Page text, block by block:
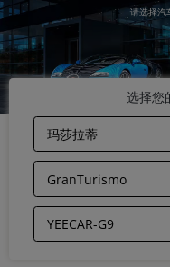
请选择汽
选择您